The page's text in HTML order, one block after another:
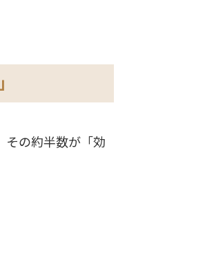
その約半数が「効